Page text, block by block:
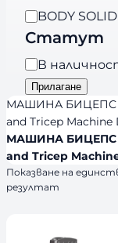
г
о
р
и
я
B
r
a
n
d
s
BODY SOLID
Статут
Н
а
л
и
ч
н
о
В
Прилагане
МАШИНА БИЦЕПС
and Tricep Machine
МАШИНА БИЦЕПС
and Tricep
Показване на
резултат